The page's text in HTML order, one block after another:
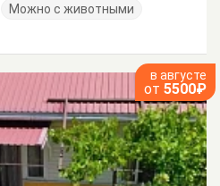
Можно с животными
в августе
от 5500₽